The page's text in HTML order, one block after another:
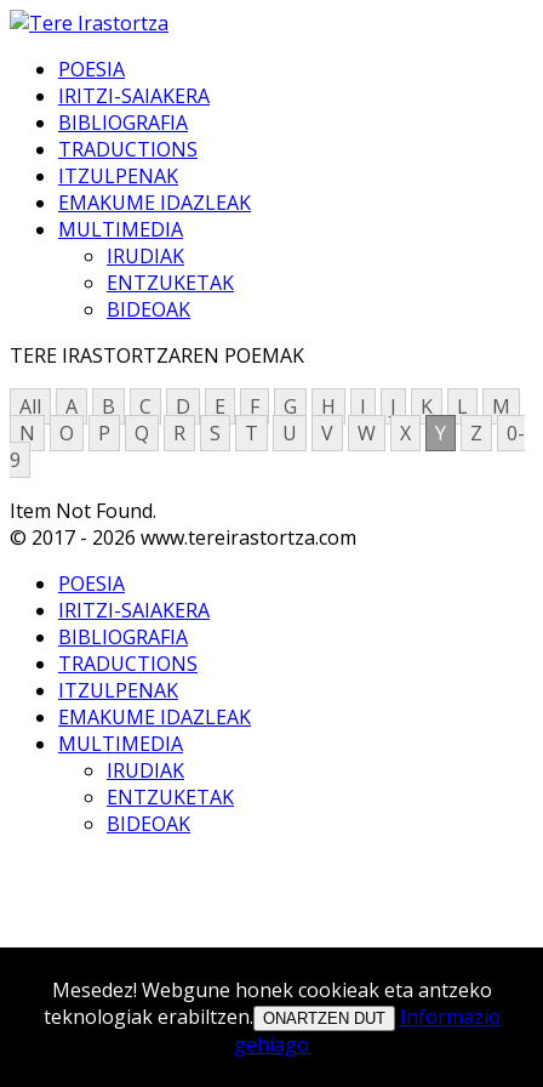
POESIA
IRITZI-SAIAKERA
BIBLIOGRAFIA
TRADUCTIONS
ITZULPENAK
EMAKUME IDAZLEAK
MULTIMEDIA
IRUDIAK
ENTZUKETAK
BIDEOAK
TERE IRASTORTZAREN POEMAK
All
A B C D E F G H I J K L
M
N
O P Q R S T U V W X Y Z
0-
9
Item Not Found.
© 2017 - 2026 www.tereirastortza.com
POESIA
IRITZI-SAIAKERA
BIBLIOGRAFIA
TRADUCTIONS
ITZULPENAK
EMAKUME IDAZLEAK
MULTIMEDIA
IRUDIAK
ENTZUKETAK
BIDEOAK
Mesedez! Webgune honek cookieak eta antzeko
teknologiak erabiltzen. ONARTZEN DUT
Informazio
gehiago